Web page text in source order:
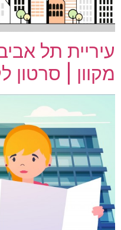
עיריית תל
מקוון | סרטון